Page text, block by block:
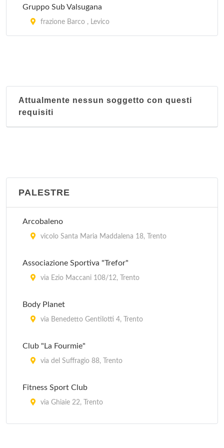
Gruppo Sub Valsugana
frazione Barco , Levico
Attualmente nessun soggetto con questi
requisiti
PALESTRE
Arcobaleno
vicolo Santa Maria Maddalena 18, Trento
Associazione Sportiva "Trefor"
via Ezio Maccani 108/12, Trento
Body Planet
via Benedetto Gentilotti 4, Trento
Club "La Fourmie"
via del Suffragio 88, Trento
Fitness Sport Club
via Ghiaie 22, Trento